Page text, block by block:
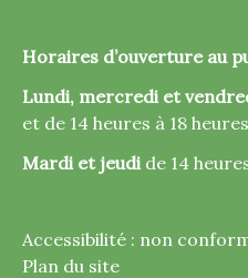
Horaires d’ouverture au
Lundi, mercredi et
et de 14 heures à 18
Mardi et jeudi de 14
Accessibilité : non
Plan du site